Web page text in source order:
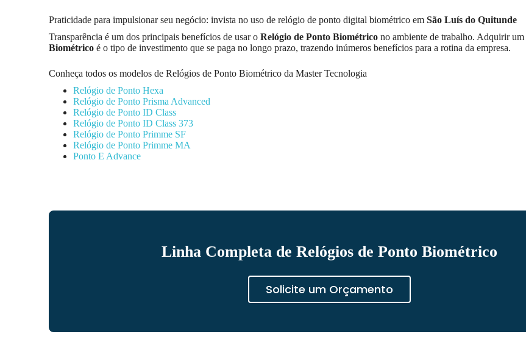
Praticidade para impulsionar seu negócio: invista no uso de relógio de ponto digital biométrico em São Luís do Quitunde
Transparência é um dos principais benefícios de usar o Relógio de Ponto Biométrico no ambiente de trabalho. Adquirir um
Biométrico é o tipo de investimento que se paga no longo prazo, trazendo inúmeros benefícios para a rotina da empresa.
Conheça todos os modelos de Relógios de Ponto Biométrico da Master Tecnologia
Relógio de Ponto Hexa
Relógio de Ponto Prisma Advanced
Relógio de Ponto ID Class
Relógio de Ponto ID Class 373
Relógio de Ponto Primme SF
Relógio de Ponto Primme MA
Ponto E Advance
Linha Completa de Relógios de Ponto Biométrico
Solicite um Orçamento